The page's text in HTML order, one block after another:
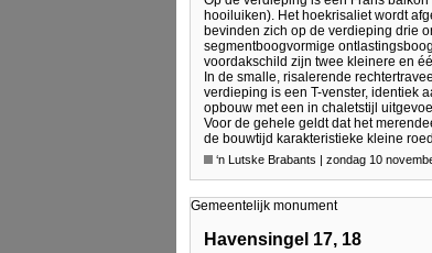
hooiluiken). Het hoekrisaliet wordt
bevinden zich op de verdieping drie
segmentboogvormige
voordakschild zijn twee kleinere en
In de smalle, risalerende
verdieping is een T-venster, identiek
opbouw met een in chaletstijl
Voor de gehele geldt dat het
de bouwtijd karakteristieke kleine
‘n Lutske Brabants | zondag 10
Gemeentelijk monument
Havensingel 17, 18